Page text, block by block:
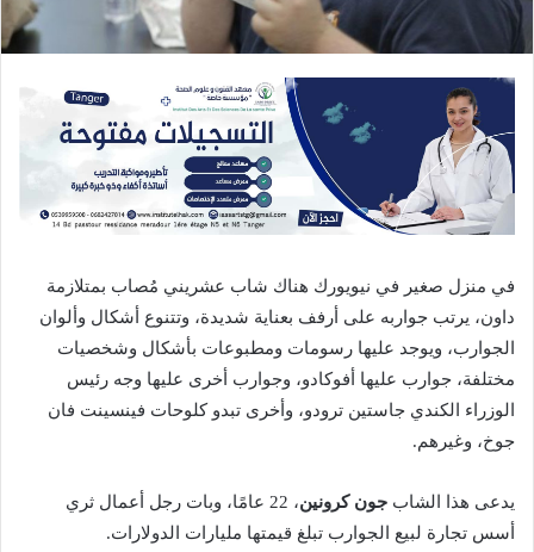
في منزل صغير في نيويورك هناك شاب عشريني مُصاب بمتلازمة
داون، يرتب جواربه على أرفف بعناية شديدة، وتتنوع أشكال وألوان
الجوارب، ويوجد عليها رسومات ومطبوعات بأشكال وشخصيات
مختلفة، جوارب عليها أفوكادو، وجوارب أخرى عليها وجه رئيس
الوزراء الكندي جاستين ترودو، وأخرى تبدو كلوحات فينسينت فان
جوخ، وغيرهم.
يدعى هذا الشاب جون كرونين
، 22 عامًا، وبات رجل أعمال ثري
أسس تجارة لبيع الجوارب تبلغ قيمتها مليارات الدولارات.